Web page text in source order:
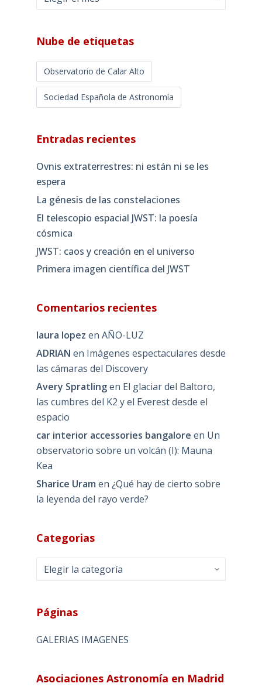
mensuales
Nube de etiquetas
Observatorio de Calar Alto
Sociedad Española de Astronomía
Entradas recientes
Ovnis extraterrestres: ni están ni se les
espera
La génesis de las constelaciones
El telescopio espacial JWST: la poesía
cósmica
JWST: caos y creación en el universo
Primera imagen científica del JWST
Comentarios recientes
laura lopez en AÑO-LUZ
ADRIAN en Imágenes espectaculares desde
las cámaras del Discovery
Avery Spratlingen El glaciar del Baltoro,
las cumbres del K2 y el Everest desde el
espacio
car interior accessories bangalore en Un
observatorio sobre un volcán (I): Mauna
Kea
Sharice Uram en ¿Qué hay de cierto sobre
la leyenda del rayo verde?
Categorias
Categorias
Páginas
GALERIAS IMAGENES
Asociaciones Astronomía en Madrid